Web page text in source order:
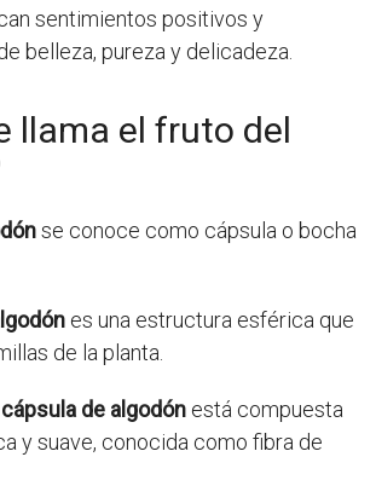
sentimientos positivos y
belleza, pureza y delicadeza.
llama el fruto del
se conoce como cápsula o bocha
es una estructura esférica que
de la planta.
cápsula de algodón está compuesta
y suave, conocida como fibra de